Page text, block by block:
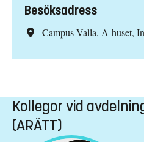
Besöksadress
Campus Valla, A-huset,
Kollegor vid
(ARÄTT)